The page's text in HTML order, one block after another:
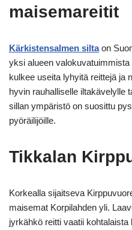
maisemareitit
Kärkistensalmen siltaon
yksi alueen
kulkee useita lyhyitä reittejä ja
hyvin rauhalliselle iltakävelylle
sillan ympäristö on suosittu
pyöräilijöille.
Tikkalan
Korkealla sijaitseva
maisemat Korpilahden yli.
jyrkähkö reitti vaatii